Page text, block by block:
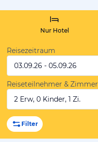
Nur Hotel
Reisezeitraum
03.09.26 - 05.09.26
Reiseteilnehmer & Zimmer
2 Erw, 0 Kinder, 1 Zi.
Filter